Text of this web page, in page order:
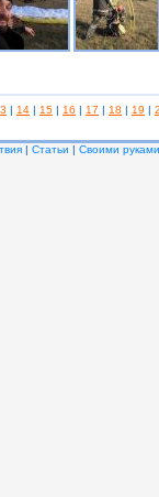
| 14 | 15 | 16 | 17 | 18 | 19 |
| Статьи | Своими руками